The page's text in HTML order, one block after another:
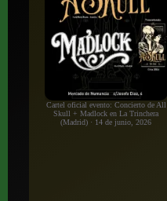
Cartel oficial evento: Concierto de All
Skull + Madlock en La Trinchera
(Madrid) · 14 de junio, 2026